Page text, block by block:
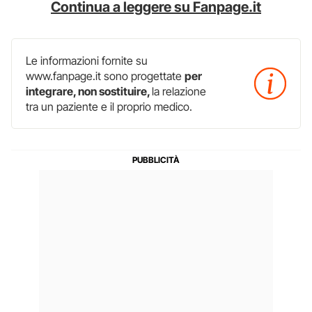
Continua a leggere su Fanpage.it
Le informazioni fornite su
www.fanpage.it sono progettate per
integrare, non sostituire,la relazione
tra un paziente e il proprio medico.